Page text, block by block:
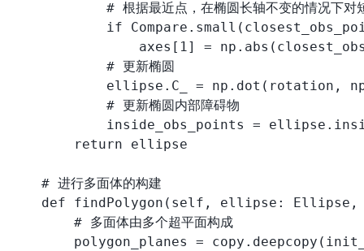
# 根据最近点，在椭圆长轴不变的情况下对
if
axes[1] =
            # 更新椭圆
ellipse.C_ = np.dot(rotation,
            # 更新椭圆内部障碍物
inside_obs_points =
        return ellipse
    # 进行多面体的构建
def findPolygon(self, ellipse:
        # 多面体由多个超平面构成
polygon_planes =